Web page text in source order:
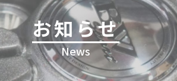
お知らせ
News